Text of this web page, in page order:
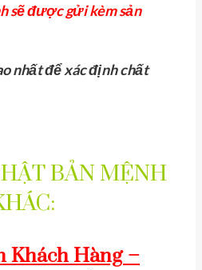
sẽ được gửi kèm sản
nhất để xác định chất
BẢN MỆNH
Khách Hàng –